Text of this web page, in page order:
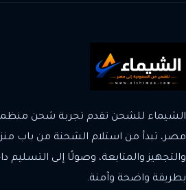
الشيماء للشحن تقدم تجربة شحن
مصر، تبدأ من استلام الشحنة من باب
والتجهيز والمتابعة، وصولًا إلى
بطريقة واضحة وآمنة.